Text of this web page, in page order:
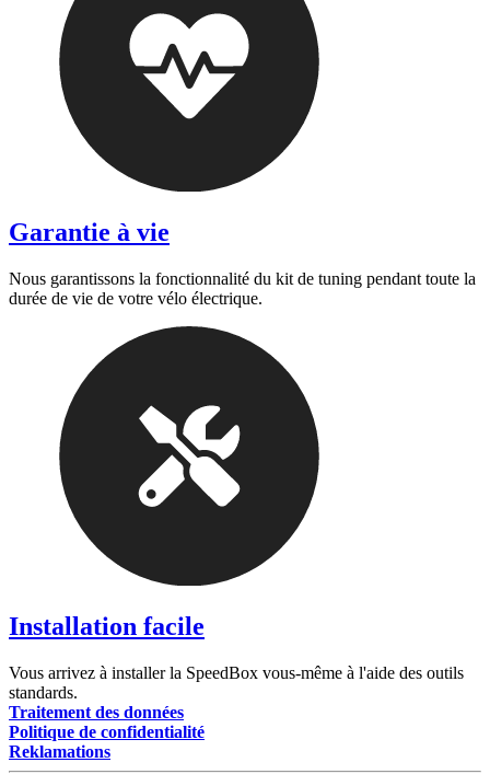
Garantie à vie
Nous garantissons la fonctionnalité du kit de tuning pendant toute la
durée de vie de votre vélo électrique.
Installation facile
Vous arrivez à installer la SpeedBox vous-même à l'aide des outils
standards.
Traitement des données
Politique de confidentialité
Reklamations